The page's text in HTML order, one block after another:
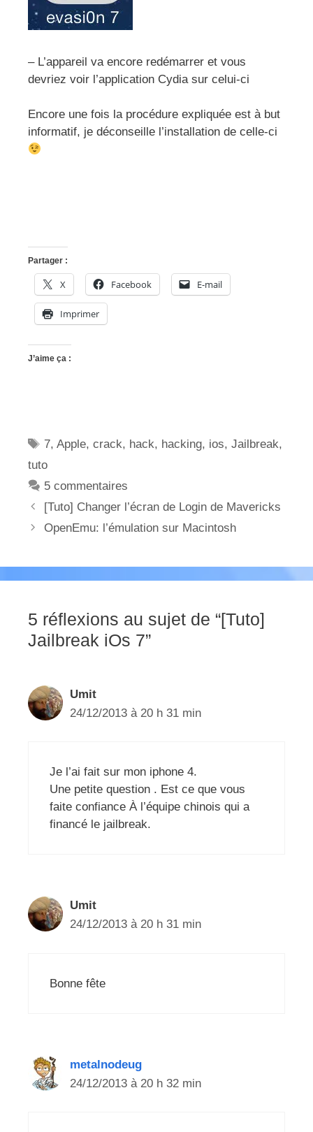
– L’appareil va encore redémarrer et vous
devriez voir l’application Cydia sur celui-ci
Encore une fois la procédure expliquée est à but
informatif, je déconseille l’installation de celle-ci
Partager :
X Facebook E-mail
Imprimer
J’aime ça :
Étiquettes
7,Apple,crack, hack, hacking, ios,Jailbreak,
tuto
5 commentaires
[Tuto] Changer l’écran de Login de Mavericks
OpenEmu: l’émulation sur Macintosh
5 réflexions au sujet de “[Tuto]
Jailbreak iOs 7”
Umit
24/12/2013 à 20 h 31 min
Je l’ai fait sur mon iphone 4.
Une petite question . Est ce que vous
faite confiance À l’équipe chinois qui a
financé le jailbreak.
Umit
24/12/2013 à 20 h 31 min
Bonne fête
metalnodeug
24/12/2013 à 20 h 32 min